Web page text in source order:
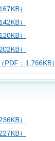
）
）
）
）
PDF：1,766KB）
）
）